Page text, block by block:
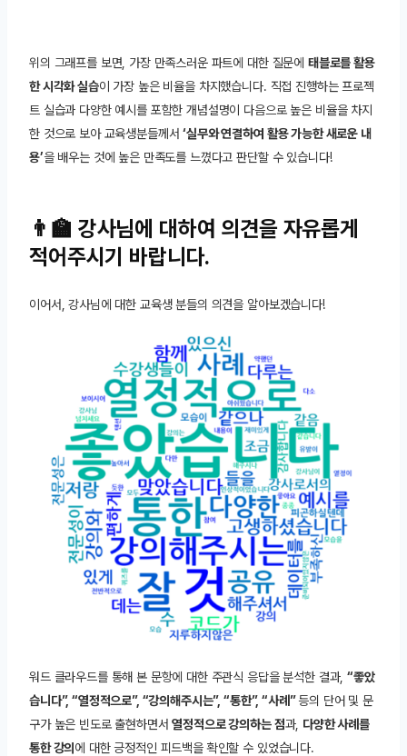
위의 그래프를 보면, 가장 만족스러운 파트에 대한 질문에 태블로를 활용
한 시각화 실습이 가장 높은 비율을 차지했습니다. 직접 진행하는 프로젝
트 실습과 다양한 예시를 포함한 개념설명이 다음으로 높은 비율을 차지
한 것으로 보아 교육생분들께서‘실무와 연결하여 활용 가능한 새로운 내
용’을 배우는 것에 높은 만족도를 느꼈다고 판단할 수 있습니다!
👨‍🏫 강사님에 대하여 의견을 자유롭게
적어주시기 바랍니다.
이어서, 강사님에 대한 교육생 분들의 의견을 알아보겠습니다!
워드 클라우드를 통해 본 문항에 대한 주관식 응답을 분석한 결과,“좋았
습니다”, “열정적으로”, “강의해주시는”, “통한”, “사례”등의 단어 및 문
구가 높은 빈도로 출현하면서열정적으로 강의하는 점과, 다양한 사례를
통한 강의 에 대한 긍정적인 피드백을 확인할 수 있었습니다.